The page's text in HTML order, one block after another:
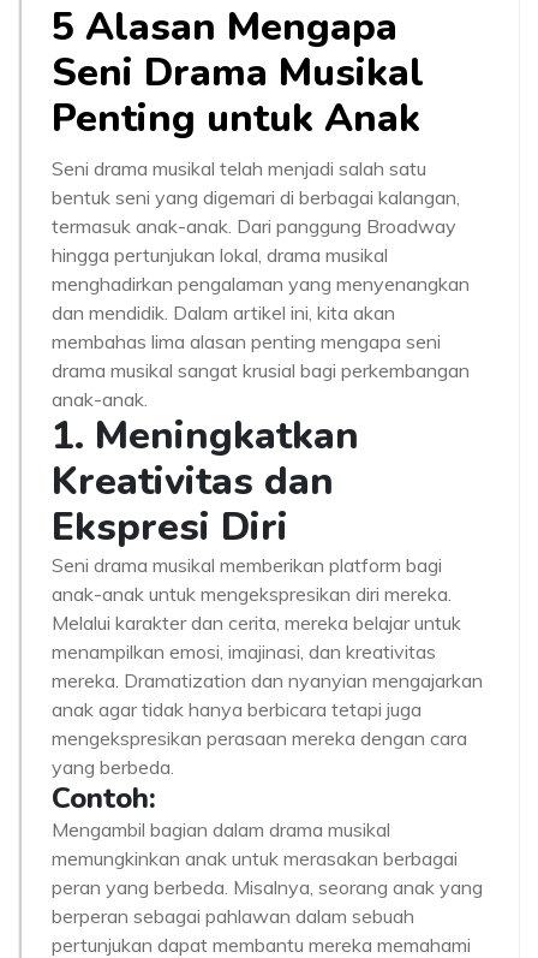
5 Alasan Mengapa
Seni Drama Musikal
Penting untuk Anak
Seni drama musikal telah menjadi salah satu
bentuk seni yang digemari di berbagai kalangan,
termasuk anak-anak. Dari panggung Broadway
hingga pertunjukan lokal, drama musikal
menghadirkan pengalaman yang menyenangkan
dan mendidik. Dalam artikel ini, kita akan
membahas lima alasan penting mengapa seni
drama musikal sangat krusial bagi perkembangan
anak-anak.
1. Meningkatkan
Kreativitas dan
Ekspresi Diri
Seni drama musikal memberikan platform bagi
anak-anak untuk mengekspresikan diri mereka.
Melalui karakter dan cerita, mereka belajar untuk
menampilkan emosi, imajinasi, dan kreativitas
mereka. Dramatization dan nyanyian mengajarkan
anak agar tidak hanya berbicara tetapi juga
mengekspresikan perasaan mereka dengan cara
yang berbeda.
Contoh:
Mengambil bagian dalam drama musikal
memungkinkan anak untuk merasakan berbagai
peran yang berbeda. Misalnya, seorang anak yang
berperan sebagai pahlawan dalam sebuah
pertunjukan dapat membantu mereka memahami